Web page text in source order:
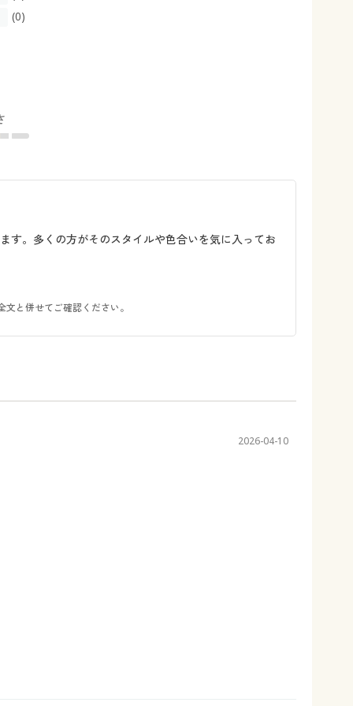
(0)
す。多くの方がそのスタイルや色合いを気に入ってお
と併せてご確認ください。
2026-04-10